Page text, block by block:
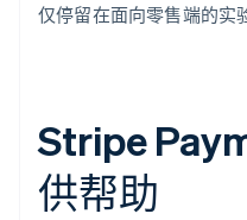
仅停留在面向零售端的实
Stripe
供帮助